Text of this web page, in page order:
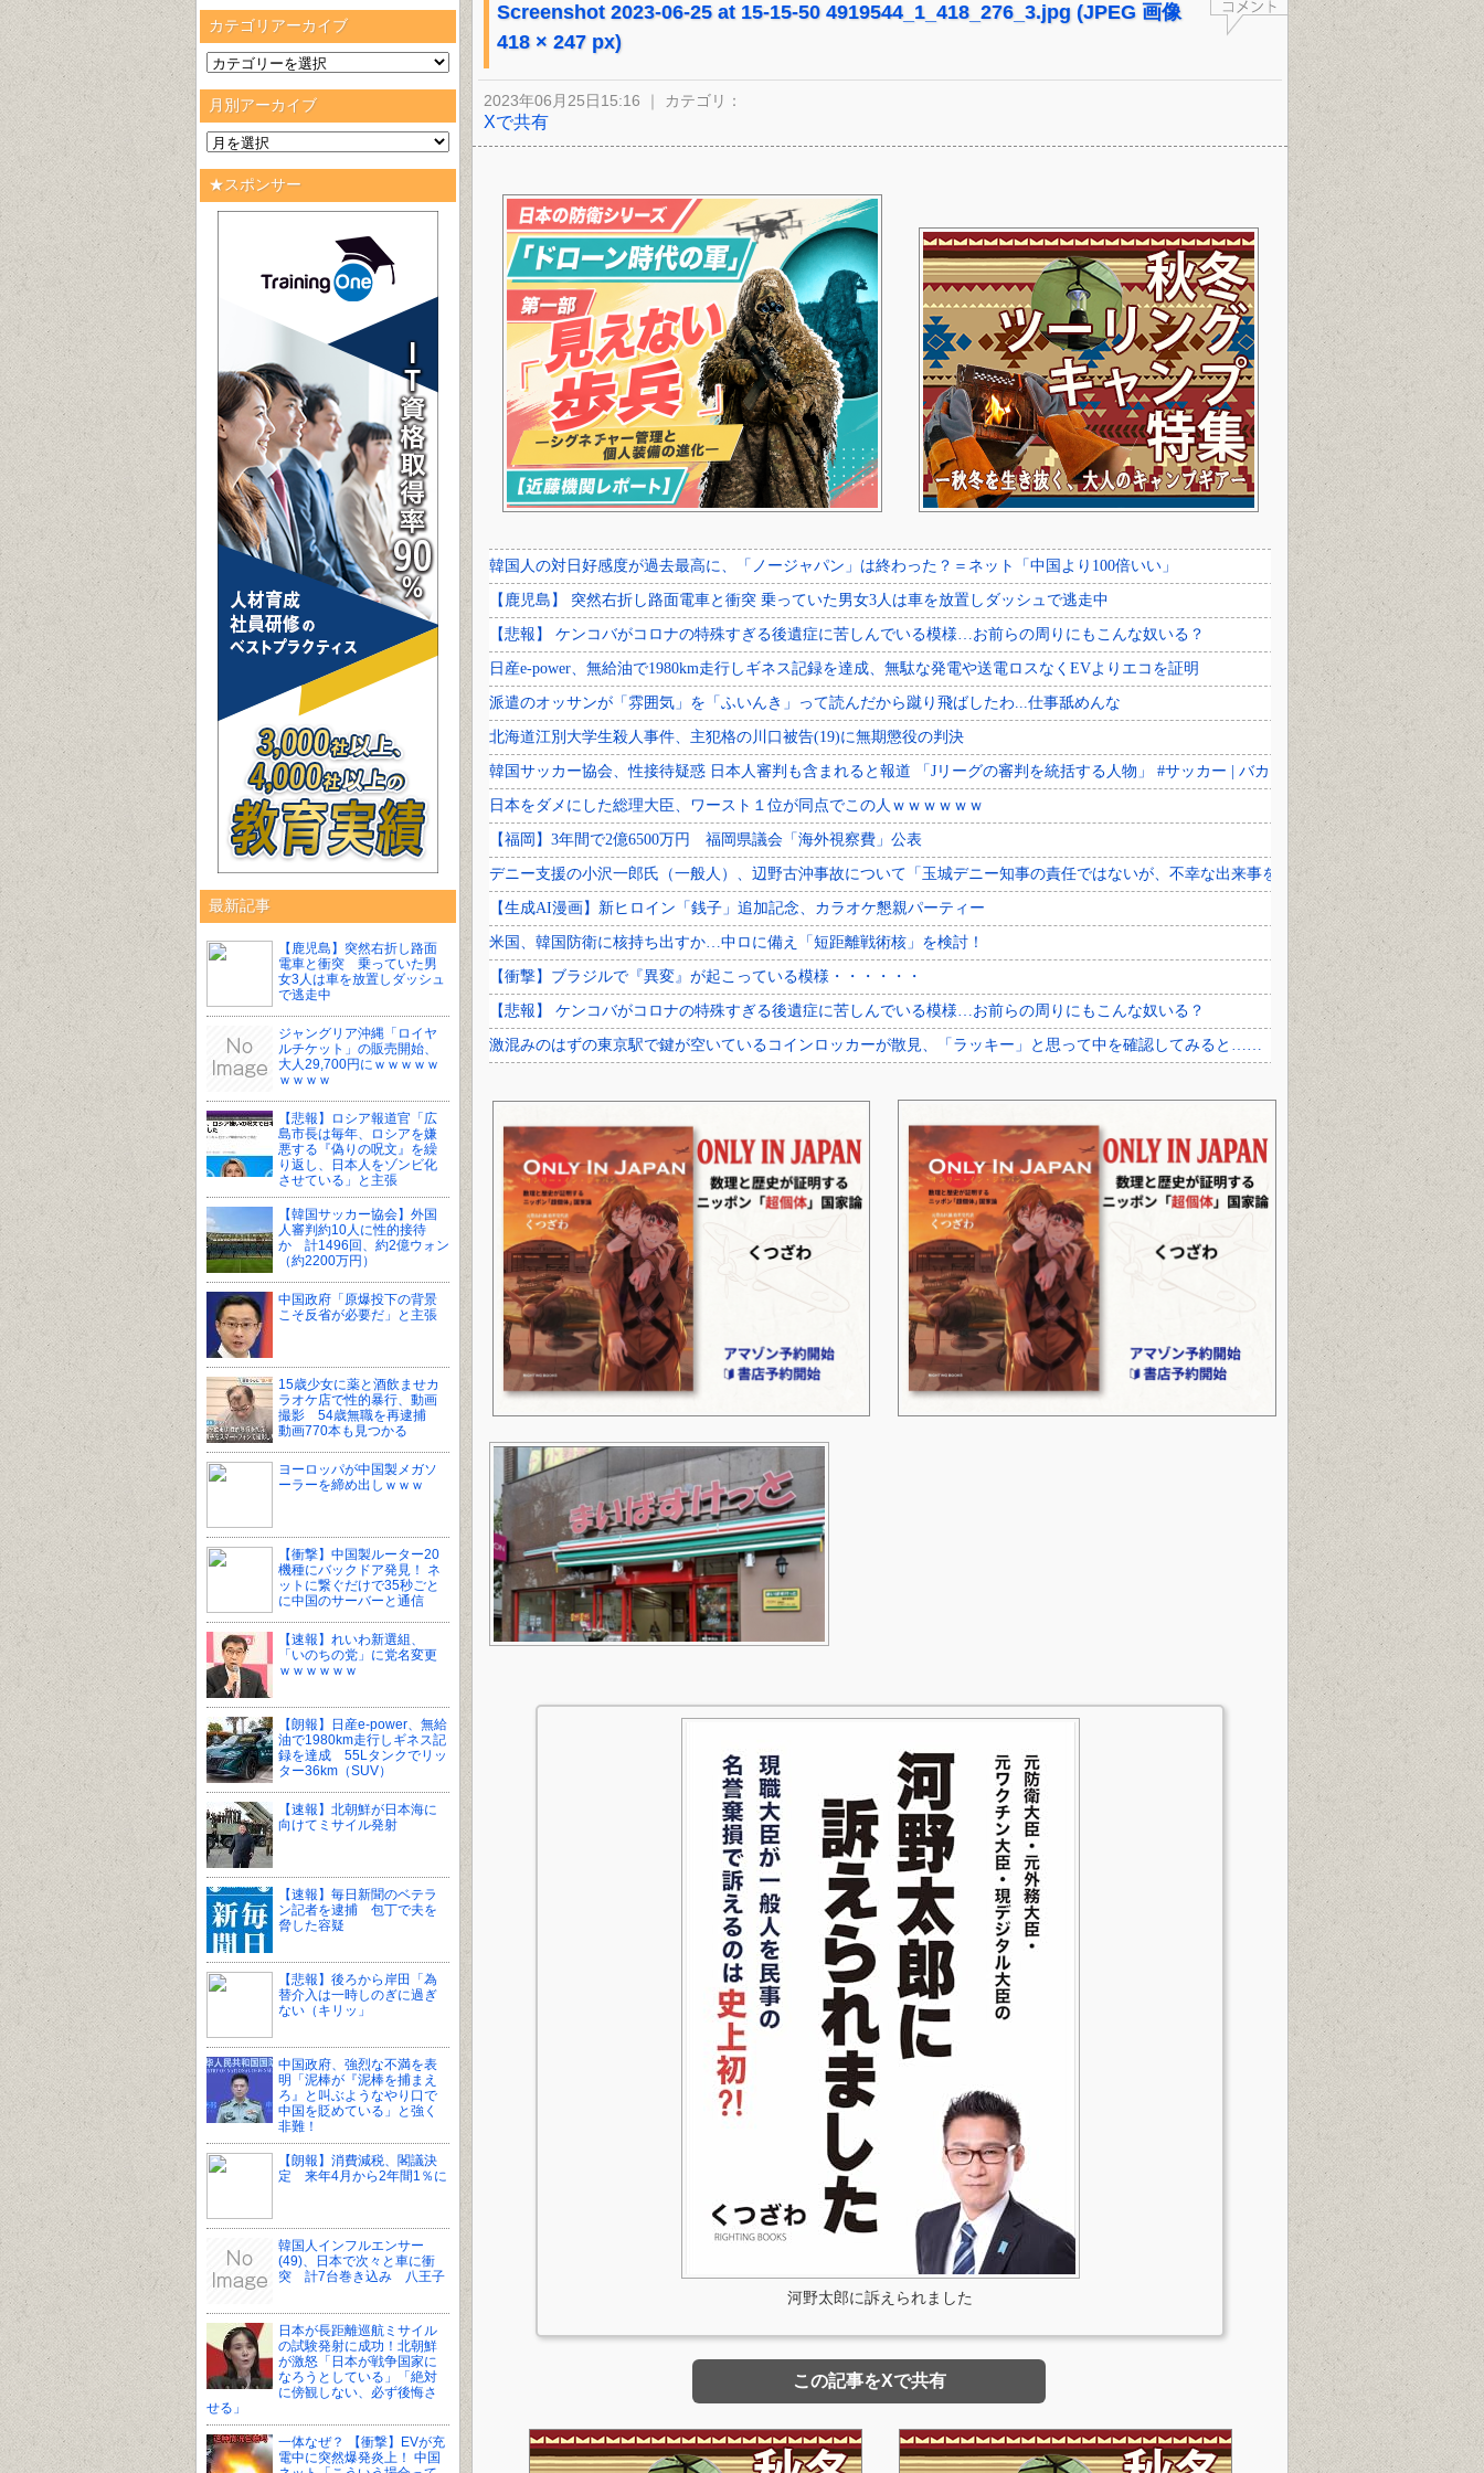
カテゴリアーカイブ
月別アーカイブ
★スポンサー
最新記事
【鹿児島】突然右折し路面
電車と衝突 乗っていた男
女3人は車を放置しダッシュ
で逃走中
ジャングリア沖縄「ロイヤ
ルチケット」の販売開始、
大人29,700円にｗｗｗｗｗ
ｗｗｗｗ
【悲報】ロシア報道官「広
島市長は毎年、ロシアを嫌
悪する『偽りの呪文』を繰
り返し、日本人をゾンビ化
させている」と主張
【韓国サッカー協会】外国
人審判約10人に性的接待
か 計1496回、約2億ウォン
（約2200万円）
中国政府「原爆投下の背景
こそ反省が必要だ」と主張
15歳少女に薬と酒飲ませカ
ラオケ店で性的暴行、動画
撮影 54歳無職を再逮捕
動画770本も見つかる
ヨーロッパが中国製メガソ
ーラーを締め出しｗｗｗ
【衝撃】中国製ルーター20
機種にバックドア発見！ ネ
ットに繋ぐだけで35秒ごと
に中国のサーバーと通信
【速報】れいわ新選組、
「いのちの党」に党名変更
ｗｗｗｗｗｗ
【朗報】日産e-power、無給
油で1980km走行しギネス記
録を達成 55Lタンクでリッ
ター36km（SUV）
【速報】北朝鮮が日本海に
向けてミサイル発射
【速報】毎日新聞のベテラ
ン記者を逮捕 包丁で夫を
脅した容疑
【悲報】後ろから岸田「為
替介入は一時しのぎに過ぎ
ない（キリッ」
中国政府、強烈な不満を表
明「泥棒が『泥棒を捕まえ
ろ』と叫ぶようなやり口で
中国を貶めている」と強く
非難！
【朗報】消費減税、閣議決
定 来年4月から2年間1％に
韓国人インフルエンサー
(49)、日本で次々と車に衝
突 計7台巻き込み 八王子
日本が長距離巡航ミサイル
の試験発射に成功！北朝鮮
が激怒「日本が戦争国家に
なろうとしている」「絶対
に傍観しない、必ず後悔さ
せる」
一体なぜ？ 【衝撃】EVが充
電中に突然爆発炎上！ 中国
Screenshot 2023-06-25 at 15-15-50 4919544_1_418_276_3.jpg (JPEG 画像
418 × 247 px)
2023年06月25日15:16 ｜ カテゴリ：
Xで共有
河野太郎に訴えられました
この記事をXで共有